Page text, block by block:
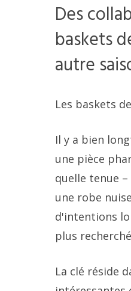
Des
baskets
autre
Les baskets
Il y a bien
une pièce
quelle tenue
une robe
d'intentions
plus
La clé réside